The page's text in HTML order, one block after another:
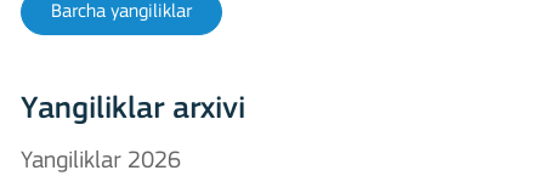
Barcha yangiliklar
Yangiliklar arxivi
Yangiliklar 2026